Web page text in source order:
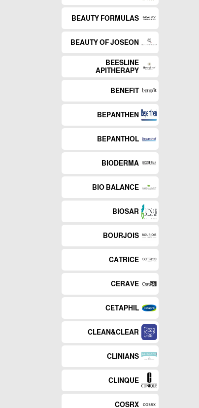
BEAUTY FORMULAS
BEAUTY OF JOSEON
BEESLINE
APITHERAPY
BENEFIT
BEPANTHEN
BEPANTHOL
BIODERMA
BIO BALANCE
BIOSAR
BOURJOIS
CATRICE
CERAVE
CETAPHIL
CLEAN&CLEAR
CLINIANS
CLINQUE
COSRX